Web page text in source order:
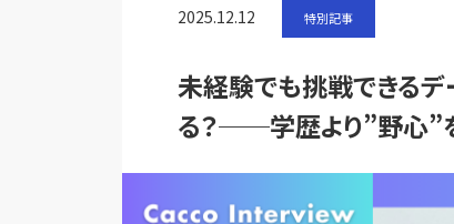
2025.12.12 特別記事
未経験でも挑戦できる
る？──学歴より”野心”